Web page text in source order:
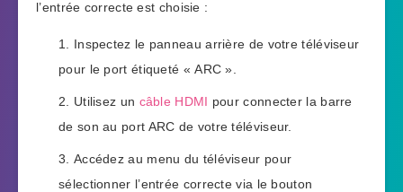
l’entrée correcte est choisie :
Inspectez le panneau arrière de votre téléviseur
pour le port étiqueté « ARC ».
Utilisez un câble HDMI pour connecter la barre
de son au port ARC de votre téléviseur.
Accédez au menu du téléviseur pour
sélectionner l’entrée correcte via le bouton